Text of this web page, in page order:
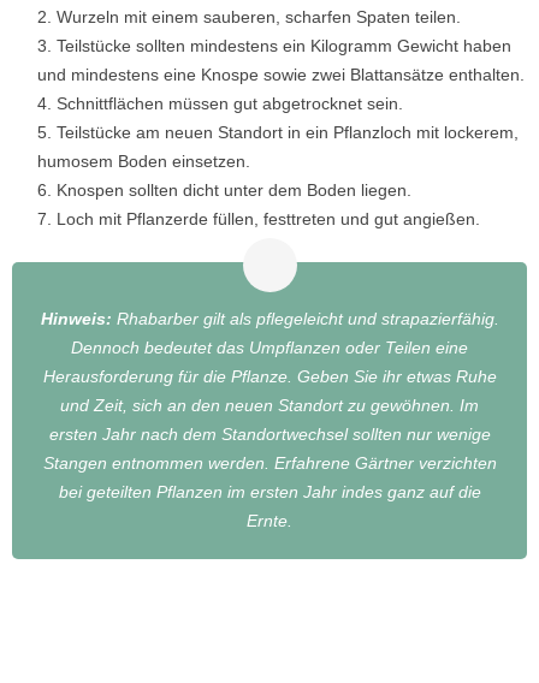
2. Wurzeln mit einem sauberen, scharfen Spaten teilen.
3. Teilstücke sollten mindestens ein Kilogramm Gewicht haben
und mindestens eine Knospe sowie zwei Blattansätze enthalten.
4. Schnittflächen müssen gut abgetrocknet sein.
5. Teilstücke am neuen Standort in ein Pflanzloch mit lockerem,
humosem Boden einsetzen.
6. Knospen sollten dicht unter dem Boden liegen.
7. Loch mit Pflanzerde füllen, festtreten und gut angießen.
Hinweis: Rhabarber gilt als pflegeleicht und strapazierfähig.
Dennoch bedeutet das Umpflanzen oder Teilen eine
Herausforderung für die Pflanze. Geben Sie ihr etwas Ruhe
und Zeit, sich an den neuen Standort zu gewöhnen. Im
ersten Jahr nach dem Standortwechsel sollten nur wenige
Stangen entnommen werden. Erfahrene Gärtner verzichten
bei geteilten Pflanzen im ersten Jahr indes ganz auf die
Ernte.